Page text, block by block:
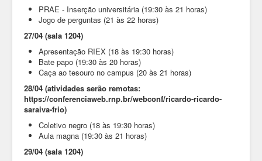
PRAE - Inserção universitária (19:30 às 21 horas)
Jogo de perguntas (21 às 22 horas)
27/04 (sala 1204)
Apresentação RIEX (18 às 19:30 horas)
Bate papo (19:30 às 20 horas)
Caça ao tesouro no campus (20 às 21 horas)
28/04 (atividades serão remotas:
https://conferenciaweb.rnp.br/webconf/ricardo-ricardo-
saraiva-frio)
Coletivo negro (18 às 19:30 horas)
Aula magna (19:30 às 21 horas)
29/04 (sala 1204)